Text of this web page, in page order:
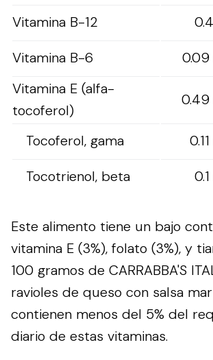
Vitamina B-12
Vitamina B-6
Vitamina E (alfa-
tocoferol)
Tocoferol, gama
Tocotrienol, beta
Este alimento tiene un bajo
vitamina E (3%), folato (3%), y
100 gramos de CARRABBA'S
ravioles de queso con salsa
contienen menos del 5% del
diario de estas vitaminas.